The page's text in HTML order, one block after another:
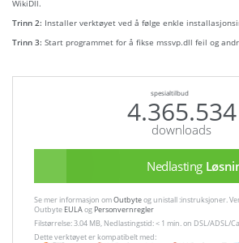
WikiDll.
Trinn 2: Installer verktøyet ved å følge enkle
Trinn 3: Start programmet for å fikse mssvp.dll feil og
spesialtilbud
4.365.534
downloads
Nedlasting
Se mer informasjon omOutbyteog unistall :instruksjoner.
Outbyte EULAog Personvernregler
Filstørrelse: 3.04 MB, Nedlastingstid: < 1 min. on DSL/ADSL/
Dette verktøyet er kompatibelt med: